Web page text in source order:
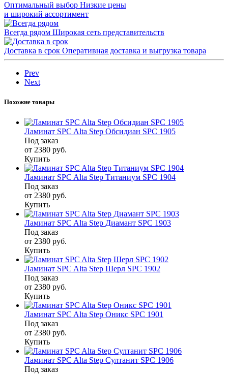
Оптимальный выбор Низкие цены
и широкий ассортимент
Всегда рядом Широкая сеть представительств
Доставка в срок Оперативная доставка и выгрузка товара
Prev
Next
Похожие товары
Ламинат SPC Alta Step Обсидиан SPC 1905
Под заказ
от 2380 руб.
Купить
Ламинат SPC Alta Step Титаниум SPC 1904
Под заказ
от 2380 руб.
Купить
Ламинат SPC Alta Step Диамант SPC 1903
Под заказ
от 2380 руб.
Купить
Ламинат SPC Alta Step Шерл SPC 1902
Под заказ
от 2380 руб.
Купить
Ламинат SPC Alta Step Оникс SPC 1901
Под заказ
от 2380 руб.
Купить
Ламинат SPC Alta Step Султанит SPC 1906
Под заказ